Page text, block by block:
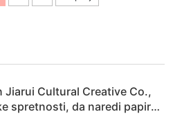
Jiarui Cultural Creative Co.,
spretnosti, da naredi papirne